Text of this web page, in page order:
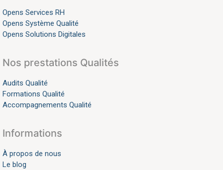
Opens Services RH
Opens Système Qualité
Opens Solutions Digitales
Nos prestations Qualités
Audits Qualité
Formations Qualité
Accompagnements Qualité
Informations
À propos de nous
Le blog